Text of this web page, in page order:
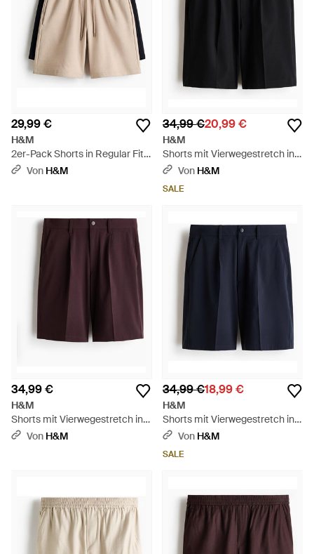
29,99 €
H&M
2er-Pack Shorts in Regular Fit -
Natur
Von H&M
34,99 €20,99 €
H&M
Shorts mit Vierwegestretch in
Loose Fit - Schwarz
Von H&M
SALE
34,99 €
H&M
Shorts mit Vierwegestretch in
Loose Fit - Lila
Von H&M
34,99 €18,99 €
H&M
Shorts mit Vierwegestretch in
Loose Fit - Blau
Von H&M
SALE